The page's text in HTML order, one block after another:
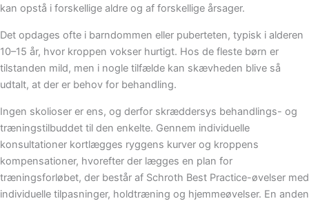
kan opstå i forskellige aldre og af forskellige årsager.
Det opdages ofte i barndommen eller puberteten, typisk i alderen
10–15 år, hvor kroppen vokser hurtigt. Hos de fleste børn er
tilstanden mild, men i nogle tilfælde kan skævheden blive så
udtalt, at der er behov for behandling.
Ingen skolioser er ens, og derfor skræddersys behandlings- og
træningstilbuddet til den enkelte. Gennem individuelle
konsultationer kortlægges ryggens kurver og kroppens
kompensationer, hvorefter der lægges en plan for
træningsforløbet, der består af Schroth Best Practice-øvelser med
individuelle tilpasninger, holdtræning og hjemmeøvelser. En anden